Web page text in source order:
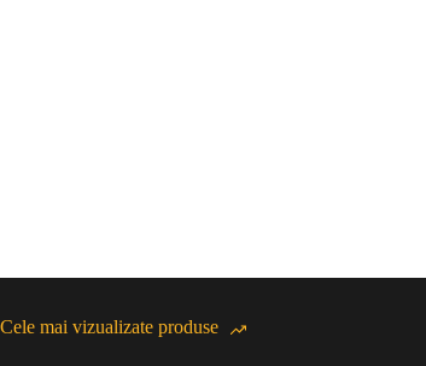
Cele mai vizualizate produse